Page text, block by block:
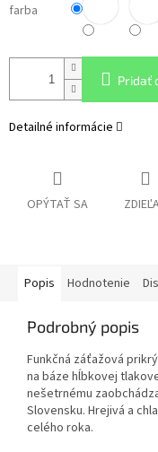
farba
Pridať
Detailné informácie
OPÝTAŤ SA
Popis Hodnotenie
Podrobný popis
Funkčná záťažová
na báze hĺbkovej
nešetrnému
Slovensku. Hrejivá a
celého roka.